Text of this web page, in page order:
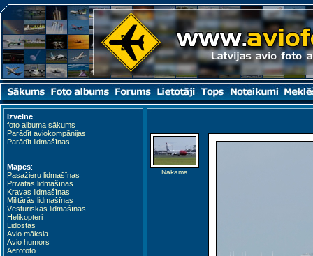
Izvēlne:
foto albuma sākums
Parādīt aviokompānijas
Parādīt lidmašīnas
Mapes:
Pasažieru lidmašīnas
Privātās lidmašīnas
Kravas lidmašīnas
Militārās lidmašīnas
Vēsturiskas lidmašīnas
Helikopteri
Lidostas
Avio māksla
Avio humors
Aerofoto
Nākamā